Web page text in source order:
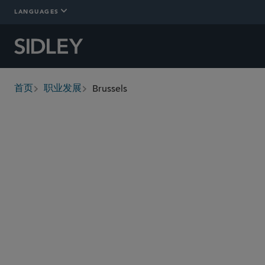
LANGUAGES
breadcrumbs
首页 职业发展 Brussels